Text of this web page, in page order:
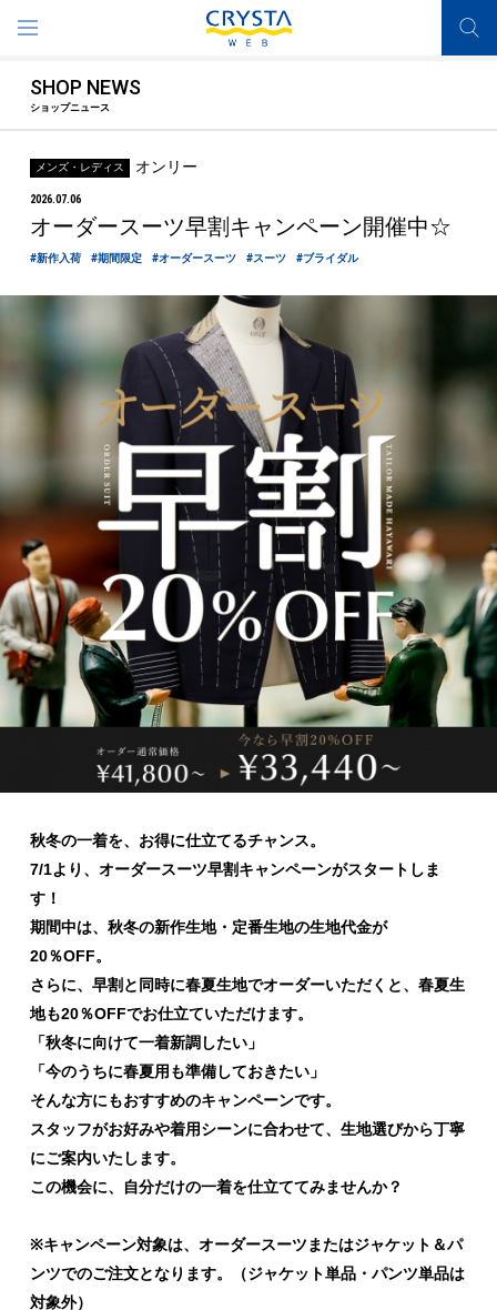
SHOP NEWS
ショップニュース
2026.07.06
メンズ・レディス オンリー
オーダースーツ早割キャンペーン開催中☆
#新作入荷 #期間限定 #オーダースーツ #スーツ #ブライダル
秋冬の一着を、お得に仕立てるチャンス。
7/1より、オーダースーツ早割キャンペーンがスタートしま
す！
期間中は、秋冬の新作生地・定番生地の生地代金が
20％OFF。
さらに、早割と同時に春夏生地でオーダーいただくと、春夏生
地も20％OFFでお仕立ていただけます。
「秋冬に向けて一着新調したい」
「今のうちに春夏用も準備しておきたい」
そんな方にもおすすめのキャンペーンです。
スタッフがお好みや着用シーンに合わせて、生地選びから丁寧
にご案内いたします。
この機会に、自分だけの一着を仕立ててみませんか？
※キャンペーン対象は、オーダースーツまたはジャケット＆パ
ンツでのご注文となります。（ジャケット単品・パンツ単品は
対象外）